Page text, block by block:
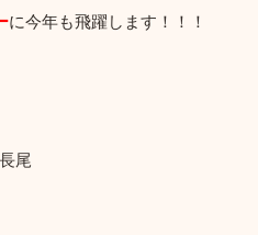
に今年も飛躍します！！！